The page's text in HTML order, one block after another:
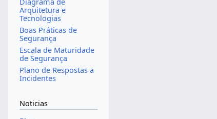
Arquitetura e
Tecnologias
Boas Práticas de
Segurança
Escala de Maturidade
de Segurança
Plano de Respostas a
Incidentes
Noticias